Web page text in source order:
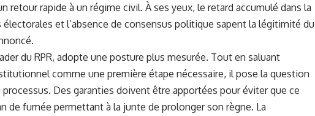
retour rapide à un régime civil. À ses yeux, le retard accumulé dans la
et l’absence de consensus politique sapent la légitimité du
du RPR, adopte une posture plus mesurée. Tout en saluant
comme une première étape nécessaire, il pose la question
Des garanties doivent être apportées pour éviter que ce
de fumée permettant à la junte de prolonger son règne. La